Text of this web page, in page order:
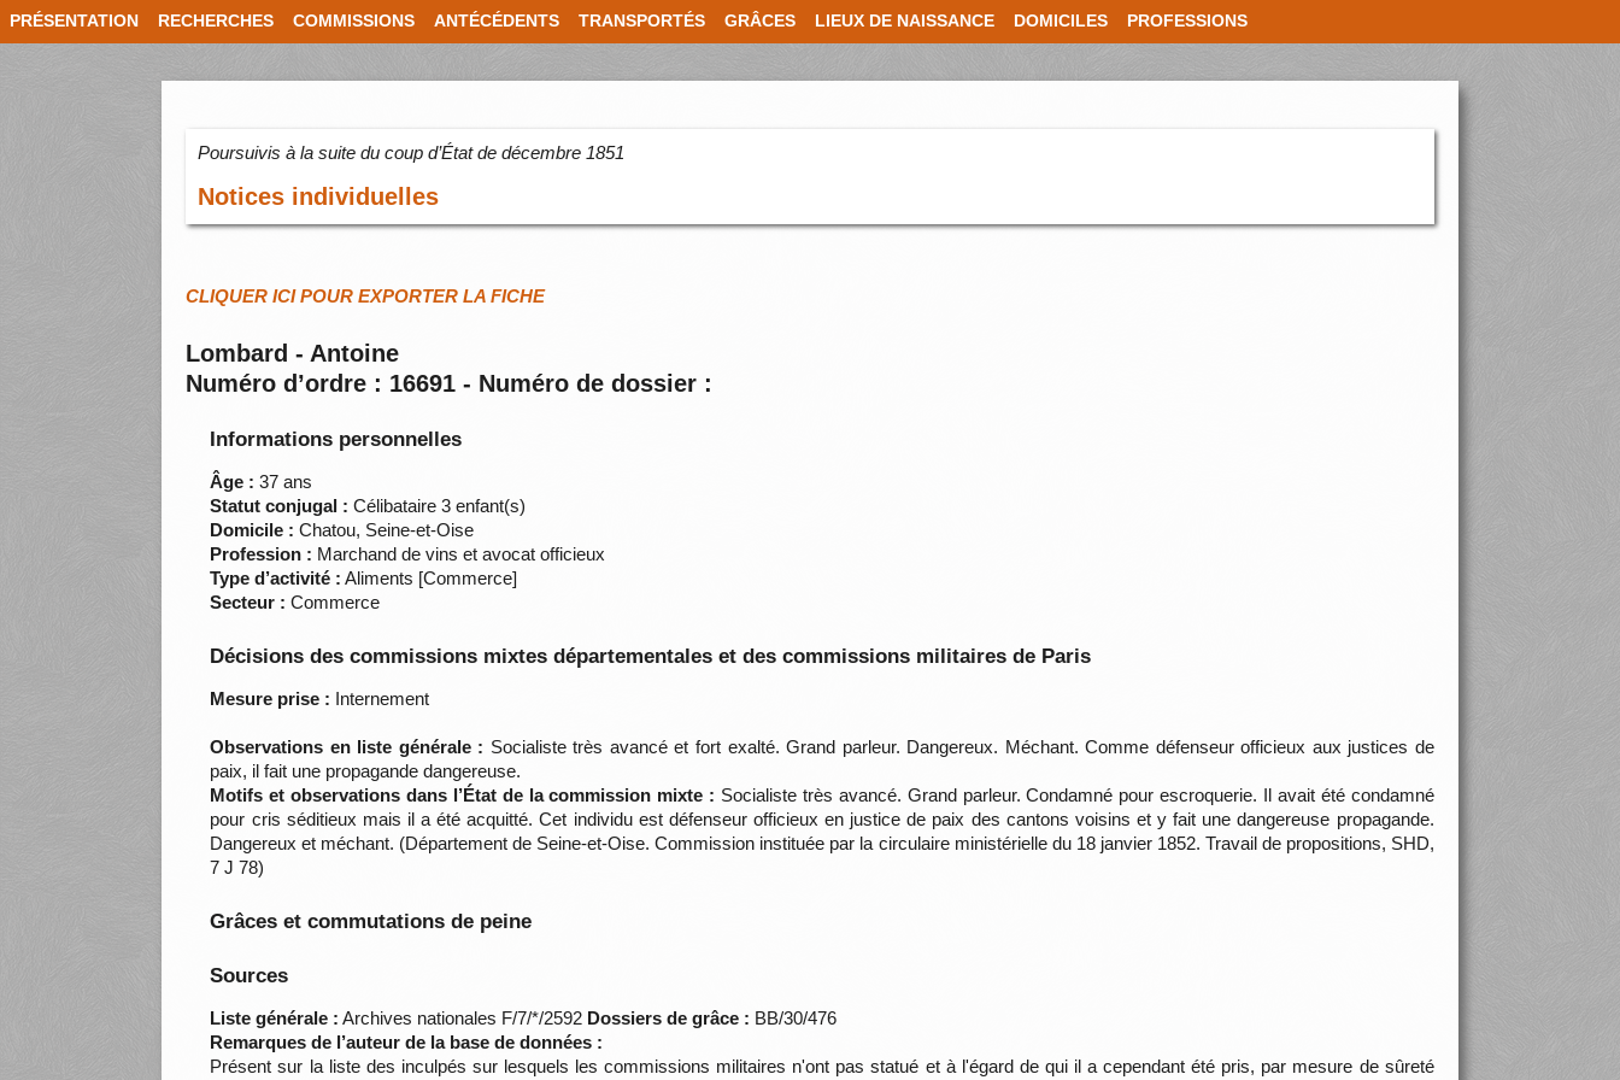
PRÉSENTATION RECHERCHES COMMISSIONS ANTÉCÉDENTS TRANSPORTÉS GRÂCES LIEUX DE NAISSANCE DOMICILES PROFESSIONS
Poursuivis à la suite du coup d’État de décembre 1851
Notices individuelles
CLIQUER ICI POUR EXPORTER LA FICHE
Lombard - Antoine
Numéro d’ordre : 16691 - Numéro de dossier :
Informations personnelles
Âge : 37 ans
Statut conjugal : Célibataire 3 enfant(s)
Domicile : Chatou, Seine-et-Oise
Profession : Marchand de vins et avocat officieux
Type d’activité : Aliments [Commerce]
Secteur : Commerce
Décisions des commissions mixtes départementales et des commissions militaires de Paris
Mesure prise : Internement
Observations en liste générale : Socialiste très avancé et fort exalté. Grand parleur. Dangereux. Méchant. Comme défenseur officieux aux justices de
paix, il fait une propagande dangereuse.
Motifs et observations dans l’État de la commission mixte : Socialiste très avancé. Grand parleur. Condamné pour escroquerie. Il avait été condamné
pour cris séditieux mais il a été acquitté. Cet individu est défenseur officieux en justice de paix des cantons voisins et y fait une dangereuse propagande.
Dangereux et méchant. (Département de Seine-et-Oise. Commission instituée par la circulaire ministérielle du 18 janvier 1852. Travail de propositions, SHD,
7 J 78)
Grâces et commutations de peine
Sources
Liste générale : Archives nationales F/7/*/2592 Dossiers de grâce : BB/30/476
Remarques de l’auteur de la base de données :
Présent sur la liste des inculpés sur lesquels les commissions militaires n'ont pas statué et à l'égard de qui il a cependant été pris, par mesure de sûreté